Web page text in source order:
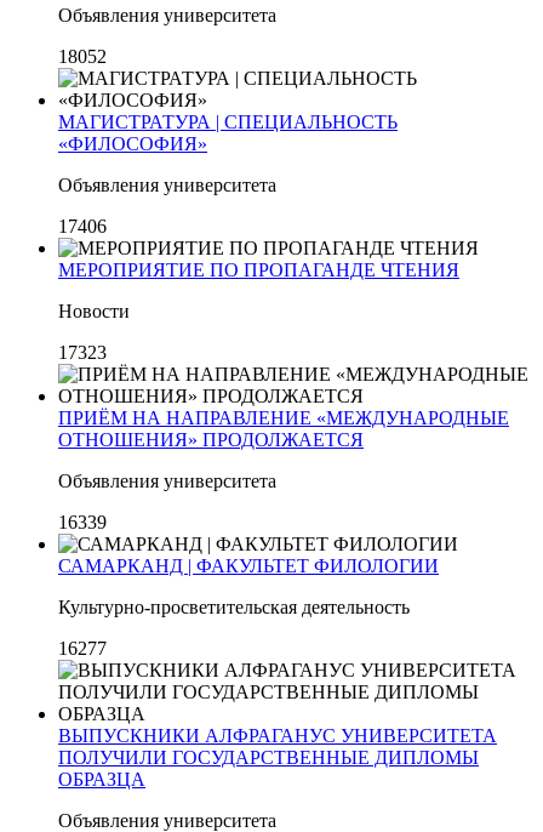
Объявления университета
18052
МАГИСТРАТУРА | СПЕЦИАЛЬНОСТЬ
«ФИЛОСОФИЯ»
Объявления университета
17406
МЕРОПРИЯТИЕ ПО ПРОПАГАНДЕ ЧТЕНИЯ
Новости
17323
ПРИЁМ НА НАПРАВЛЕНИЕ «МЕЖДУНАРОДНЫЕ
ОТНОШЕНИЯ» ПРОДОЛЖАЕТСЯ
Объявления университета
16339
САМАРКАНД | ФАКУЛЬТЕТ ФИЛОЛОГИИ
Культурно-просветительская деятельность
16277
ВЫПУСКНИКИ АЛФРАГАНУС УНИВЕРСИТЕТА
ПОЛУЧИЛИ ГОСУДАРСТВЕННЫЕ ДИПЛОМЫ
ОБРАЗЦА
Объявления университета